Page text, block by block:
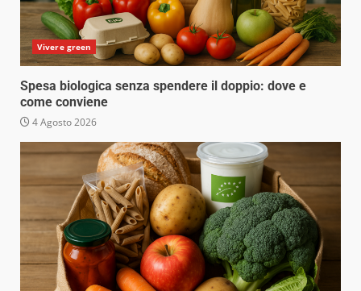
Vivere green
Spesa biologica senza spendere il doppio: dove e
come conviene
4 Agosto 2026